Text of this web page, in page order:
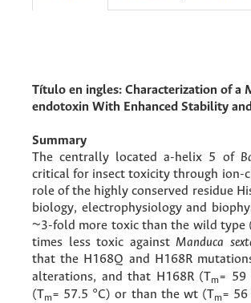
Título en ingles: Characterization of a
endotoxin With Enhanced Stability
Summary
The centrally located a-helix 5 of
critical for insect toxicity through ion-
role of the highly conserved residue
biology, electrophysiology and
~3-fold more toxic than the wild type
times less toxic against Manduca
that the H168Q and H168R
alterations, and that H168R (Tm= 59
(Tm= 57.5 °C) or than the wt (Tm= 56